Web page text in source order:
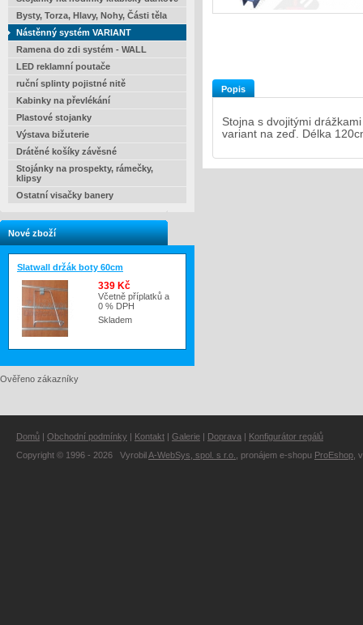
Bysty, Torza, Hlavy, Nohy, Části těla
Nástěnný systém VARIANT
Ramena do zdi systém - WALL
LED reklamní poutače
ruční splinty pojistné nitě
Kabinky na převlékání
Plastové stojanky
Výstava bižuterie
Drátěné košíky závěsné
Stojánky na prospekty, rámečky,
klipsy
Ostatní visačky banery
Nové zboží
Slatwall držák boty 60cm
339 Kč
Včetně příplatků a
0 % DPH
Skladem
Ověřeno zákazníky
Popis
Stojna s dvojitými
variant na zeď. Délka
Domů | Obchodní podmínky | Kontakt | Galerie | Doprava | Konfigurátor regálů
Copyright © 1996 - 2026 VyrobilA-WebSys, spol. s r.o. , pronájem e-shopu ProEshop ,